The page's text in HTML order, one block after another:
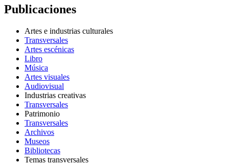
Publicaciones
Artes e industrias culturales
Transversales
Artes escénicas
Libro
Música
Artes visuales
Audiovisual
Industrias creativas
Transversales
Patrimonio
Transversales
Archivos
Museos
Bibliotecas
Temas transversales